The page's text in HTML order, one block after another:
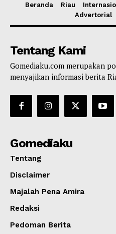
Beranda Riau
Advertorial
Tentang Kami
Gomediaku.com merupakan
menyajikan informasi berita
Gomediaku
Tentang
Disclaimer
Majalah Pena Amira
Redaksi
Pedoman Berita